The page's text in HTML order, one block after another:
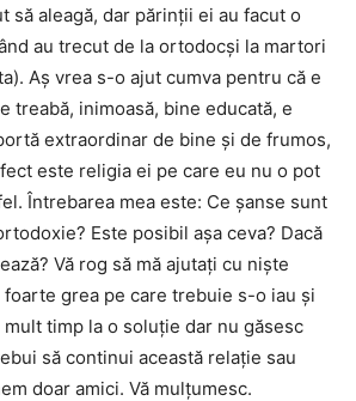
să aleagă, dar părinții ei au facut o
au trecut de la ortodocși la martori
Aș vrea s-o ajut cumva pentru că e
treabă, inimoasă, bine educată, e
extraordinar de bine și de frumos,
este religia ei pe care eu nu o pot
Întrebarea mea este: Ce șanse sunt
Este posibil așa ceva? Dacă
Vă rog să mă ajutați cu niște
grea pe care trebuie s-o iau și
timp la o soluție dar nu găsesc
să continui această relație sau
doar amici. Vă mulțumesc.